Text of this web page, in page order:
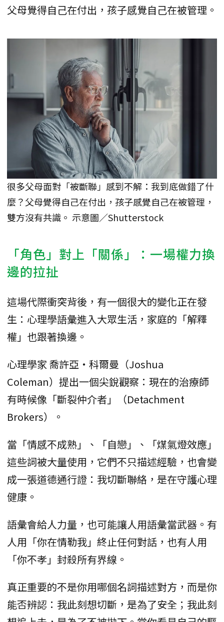
父母覺得自己在付出，孩子感覺自己在被管理。
很多父母面對「被斷聯」感到不解：我到底做錯了什
麼？父母覺得自己在付出，孩子感覺自己在被管理，
雙方沒有共識。 示意圖／Shutterstock
「角色」對上「關係」：一場權力換
邊的拉扯
這場代際衝突背後，有一個很大的變化正在發
生：心理學語彙進入大眾生活，家庭的「解釋
權」也跟著換邊。
心理學家 喬許亞・科爾曼（Joshua
Coleman）提出一個尖銳觀察：現在的治療師
有時候像「斷裂仲介者」（Detachment
Brokers）。
當「情感不成熟」、「自戀」、「煤氣燈效應」
這些詞被大量使用，它們不只描述經驗，也會變
成一張道德通行證：我切斷聯絡，是在守護心理
健康。
語彙會給人力量，也可能讓人用語彙當武器。有
人用「你在情勒我」終止任何對話，也有人用
「你不孝」封殺所有界線。
真正重要的不是你用哪個名詞描述對方，而是你
能否辨認：我此刻想切斷，是為了安全；我此刻